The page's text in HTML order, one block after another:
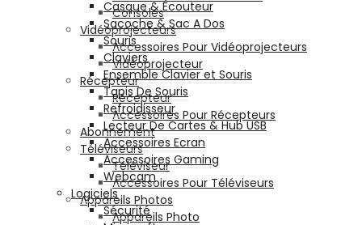
Consoles
Vidéoprojecteurs
Accessoires Pour Vidéoprojecteurs
Vidéoprojecteur
Récepteur
Récepteur
Accessoires Pour Récepteurs
Abonnement
Téléviseurs
Téléviseur
Accessoires Pour Téléviseurs
Appareils Photos
Appareils Photo
Casque & Écouteur
Sacoche & Sac A Dos
Souris
Claviers
Ensemble Clavier et Souris
Tapis De Souris
Refroidisseur
Lecteur De Cartes & Hub USB
Accessoires Ecran
Accessoires Gaming
Webcam
Logiciels
Sécurité